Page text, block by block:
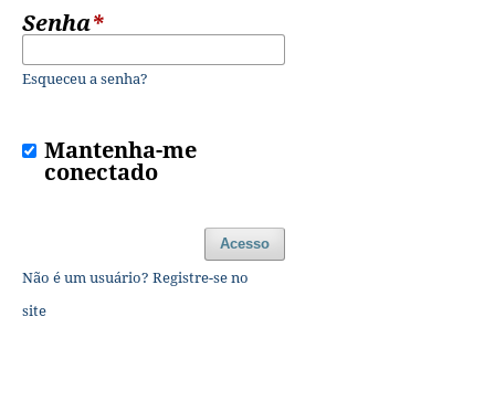
Senha*
Esqueceu a senha?
Mantenha-me
conectado
Acesso
Não é um usuário? Registre-se no
site